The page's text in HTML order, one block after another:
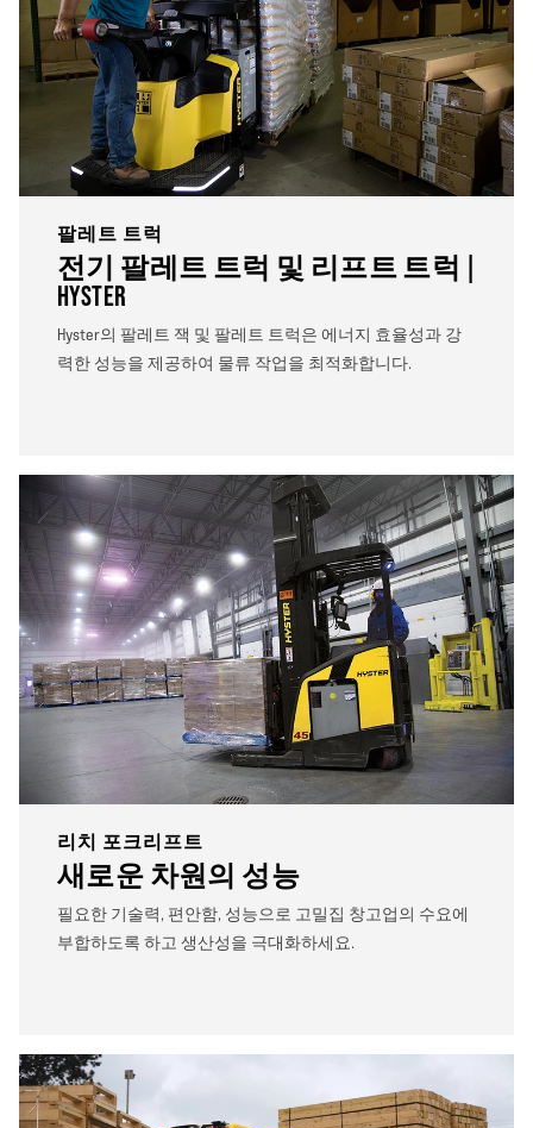
팔레트 트럭
전기 팔레트 트럭 및 리프트 트럭 |
HYSTER
Hyster의 팔레트 잭 및 팔레트 트럭은 에너지 효율성과 강
력한 성능을 제공하여 물류 작업을 최적화합니다.
리치 포크리프트
새로운 차원의 성능
필요한 기술력, 편안함, 성능으로 고밀집 창고업의 수요에
부합하도록 하고 생산성을 극대화하세요.